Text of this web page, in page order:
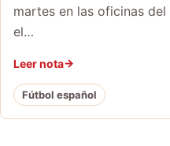
martes en las oficinas
el…
Leer nota
Fútbol español